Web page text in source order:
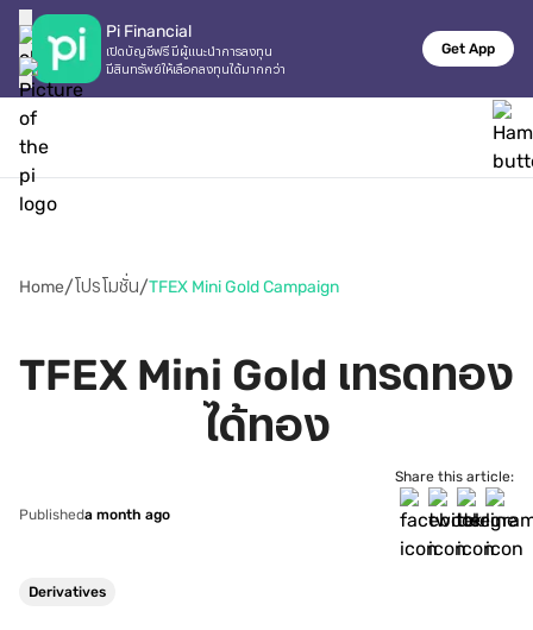
Pi Financial
เปิดบัญชีฟรี มีผู้แนะนำการลงทุน
มีสินทรัพย์ให้เลือกลงทุนได้มากกว่า
Get App
Home/โปรโมชั่น/TFEX Mini Gold Campaign
TFEX Mini Gold เทรดทอง
ได้ทอง
Publisheda month ago
Share this article:
Derivatives